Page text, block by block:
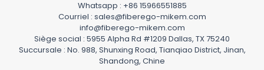
Whatsapp : +86 15966551885
Courriel : sales@fiberego-mikem.com
info@fiberego-mikem.com
Siège social : 5955 Alpha Rd #1209 Dallas, TX 75240
Succursale : No. 988, Shunxing Road, Tianqiao District, Jinan,
Shandong, Chine